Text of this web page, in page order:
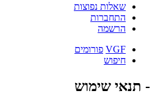
שאלות נפוצות
התחברות
הרשמה
VGF פורומים
חיפוש
- תנאי שימוש